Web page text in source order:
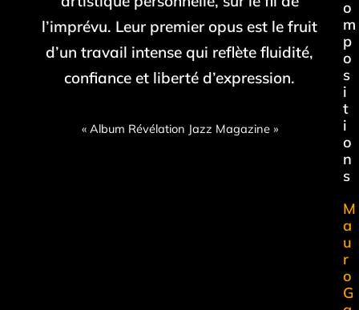
l’imprévu. Leur premier opus est le fruit
d’un travail intense qui reflète fluidité,
confiance et liberté d’expression.
« Album Révélation Jazz Magazine »
o
m
p
o
s
i
t
i
o
n
s
M
a
u
r
o
G